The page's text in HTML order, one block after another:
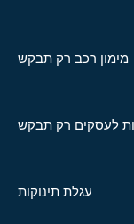
מימון רכב רק תבקש
לעסקים רק תבקש
עגלת תינוקות